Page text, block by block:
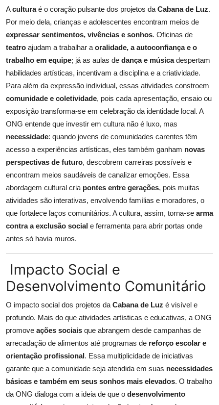
Aculturaé o coração pulsante dos projetos daCabana de Luz.
Por meio dela, crianças e adolescentes encontram meios de
expressar sentimentos, vivências e sonhos. Oficinas de
teatro ajudam a trabalhar aoralidade, a autoconfiança e o
trabalho em equipe; já as aulas de dança e músicadespertam
habilidades artísticas, incentivam a disciplina e a criatividade.
Para além da expressão individual, essas atividades constroem
comunidade e coletividade, pois cada apresentação, ensaio ou
exposição transforma-se em celebração da identidade local. A
ONG entende que investir em cultura não é luxo, mas
necessidade: quando jovens de comunidades carentes têm
acesso a experiências artísticas, eles também ganham novas
perspectivas de futuro, descobrem carreiras possíveis e
encontram meios saudáveis de canalizar emoções. Essa
abordagem cultural cria pontes entre gerações, pois muitas
atividades são interativas, envolvendo famílias e moradores, o
que fortalece laços comunitários. A cultura, assim, torna-se arma
contra a exclusão social e ferramenta para abrir portas onde
antes só havia muros.
Impacto Social e
Desenvolvimento Comunitário
O impacto social dos projetos daCabana de Luz é visível e
profundo. Mais do que atividades artísticas e educativas, a ONG
promove ações sociais que abrangem desde campanhas de
arrecadação de alimentos até programas de reforço escolar e
orientação profissional. Essa multiplicidade de iniciativas
garante que a comunidade seja atendida em suas necessidades
básicas e também em seus sonhos mais elevados. O trabalho
da ONG dialoga com a ideia de que o desenvolvimento